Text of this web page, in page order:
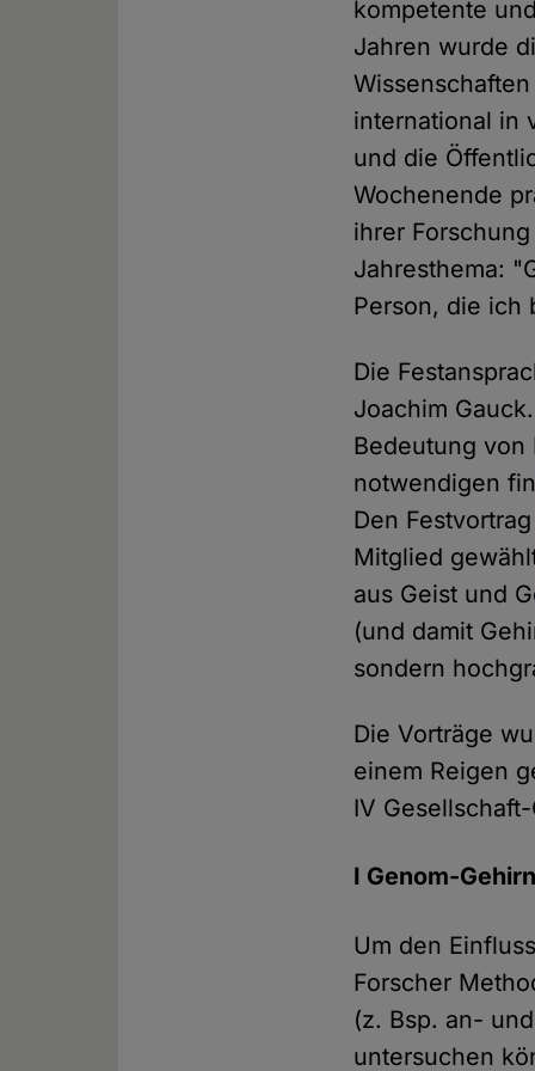
kompetente
Jahren wurde
international in
und die
Wochenende
ihrer
Jahresthema:
Person, die ich
Die
Joachim
Bedeutung von
notwendigen
Den
Mitglied
aus Geist und
(und damit
sondern
Die Vorträge
einem Reigen
IV
I Genom-
Um den
Forscher
(z. Bsp. an-
untersuchen